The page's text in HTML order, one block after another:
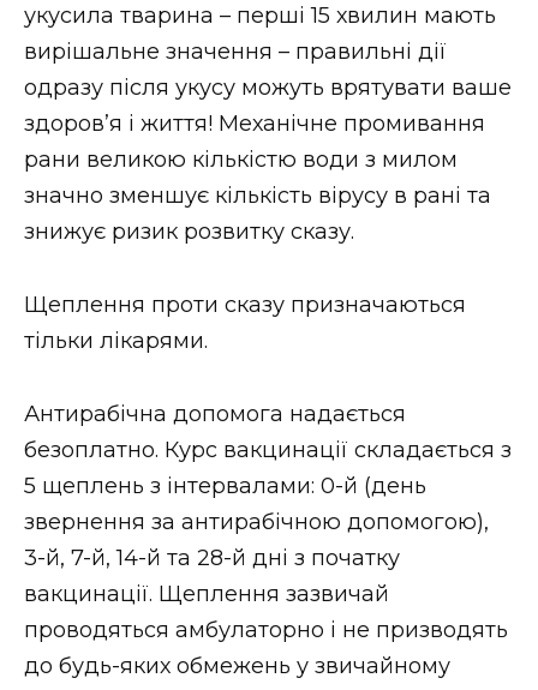
укусила тварина – перші 15 хвилин мають
вирішальне значення – правильні дії
одразу після укусу можуть врятувати ваше
здоров’я і життя! Механічне промивання
рани великою кількістю води з милом
значно зменшує кількість вірусу в рані та
знижує ризик розвитку сказу.
Щеплення проти сказу призначаються
тільки лікарями.
Антирабічна допомога надається
безоплатно. Курс вакцинації складається з
5 щеплень з інтервалами: 0-й (день
звернення за антирабічною допомогою),
3-й, 7-й, 14-й та 28-й дні з початку
вакцинації. Щеплення зазвичай
проводяться амбулаторно і не призводять
до будь-яких обмежень у звичайному